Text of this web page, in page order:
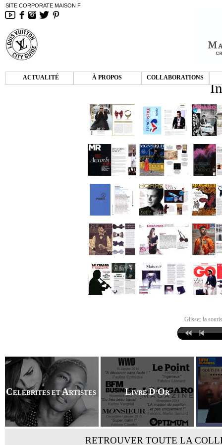
Glisser la
CELEBRITES ETARTISTES LIVRED'OR
RETROUVER TOUTE LA
SITE CORPORATE MAISON F
ACTUALITÉ À PROPOS COLLABORATIONS